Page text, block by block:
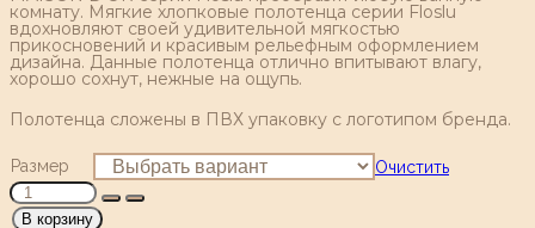
комнату. Мягкие хлопковые полотенца серии Floslu
вдохновляют своей удивительной мягкостью
прикосновений и красивым рельефным оформлением
дизайна. Данные полотенца отлично впитывают влагу,
хорошо сохнут, нежные на ощупь.
Полотенца сложены в ПВХ упаковку с логотипом бренда.
Размер Очистить
В корзину